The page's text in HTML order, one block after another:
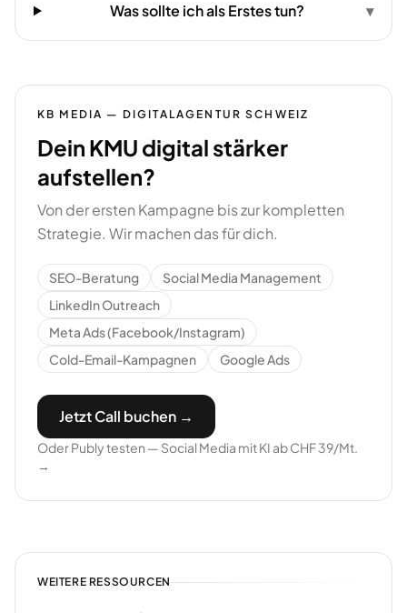
Was sollte ich als Erstes tun? ▾
KB MEDIA — DIGITALAGENTUR SCHWEIZ
Dein KMU digital stärker
aufstellen?
Von der ersten Kampagne bis zur kompletten
Strategie. Wir machen das für dich.
SEO-Beratung
Social Media Management
LinkedIn Outreach
Meta Ads (Facebook/Instagram)
Cold-Email-Kampagnen
Google Ads
Jetzt Call buchen →
Oder Publy testen — Social Media mit KI ab CHF 39/Mt.
→
WEITERE RESSOURCEN